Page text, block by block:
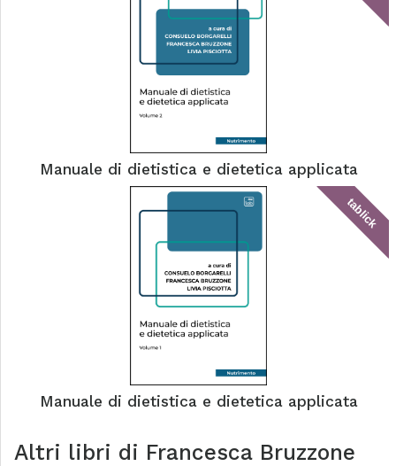
Manuale di dietistica e dietetica applicata
tablick
Manuale di dietistica e dietetica applicata
Altri libri di Francesca Bruzzone